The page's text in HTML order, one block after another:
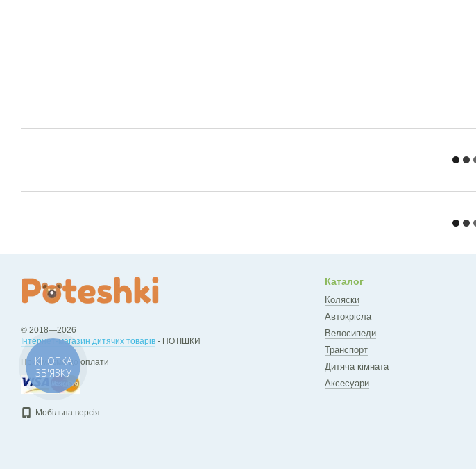
© 2018—2026
Інтернет-магазин дитячих товарів - ПОТІШКИ
Приймаємо до оплати
Мобільна версія
Каталог
Коляски
Автокрісла
Велосипеди
Транспорт
Дитяча кімната
Аксесуари
КНОПКА
ЗВ'ЯЗКУ